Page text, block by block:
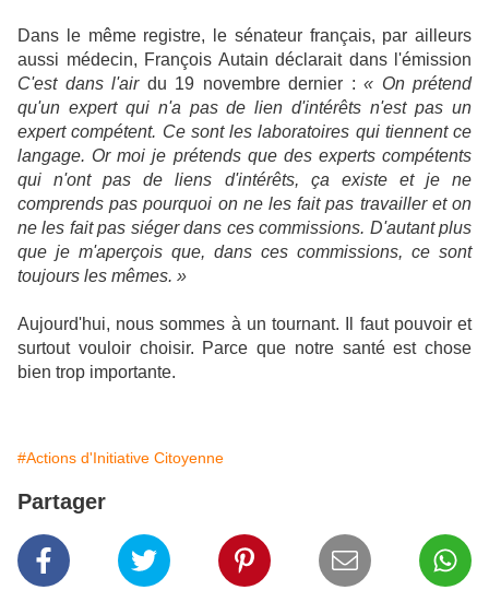
Dans le même registre, le sénateur français, par ailleurs
aussi médecin, François Autain déclarait dans l'émission
C'est dans l'airdu 19 novembre dernier : « On prétend
qu'un expert qui n'a pas de lien d'intérêts n'est pas un
expert compétent. Ce sont les laboratoires qui tiennent ce
langage. Or moi je prétends que des experts compétents
qui n'ont pas de liens d'intérêts, ça existe et je ne
comprends pas pourquoi on ne les fait pas travailler et on
ne les fait pas siéger dans ces commissions. D'autant plus
que je m'aperçois que, dans ces commissions, ce sont
toujours les mêmes. »
Aujourd'hui, nous sommes à un tournant. Il faut pouvoir et
surtout vouloir choisir. Parce que notre santé est chose
bien trop importante.
#Actions d'Initiative Citoyenne
Partager